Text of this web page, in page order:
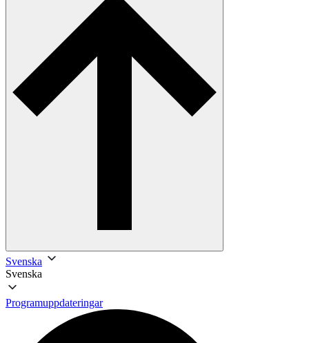
Svenska
Svenska
Programuppdateringar